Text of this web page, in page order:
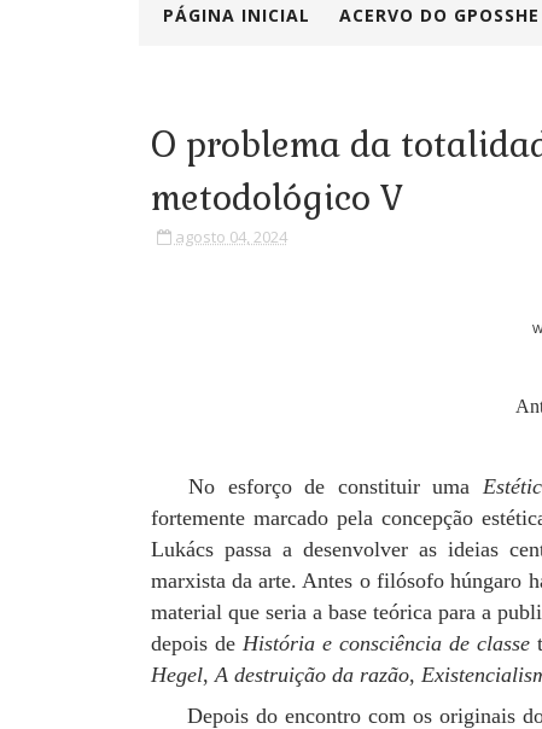
PÁGINA INICIAL ACERVO DO GPOSSHE
O problema da
metodológico V
agosto 04, 2024
No esforço de constituir uma
fortemente marcado pela concepção
Lukács passa a desenvolver as ideias
marxista da arte. Antes o filósofo húngaro
material que seria a base teórica para a
depois de História e consciência de classe
Hegel, A destruição da razão,
Depois do encontro com os originais